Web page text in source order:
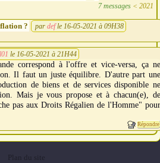
7 messages< 2021
? par def le 16-05-2021 à 09H38
le 16-05-2021 à 21H44
correspond à l'offre et vice-versa, ça ne
Il faut un juste équilibre. D'autre part une
de biens et de services disponible ne
Mais je vous propose et à chacun(e), de
pas aux Droits Régalien de l'Homme" pour
Répondre
Plan du site